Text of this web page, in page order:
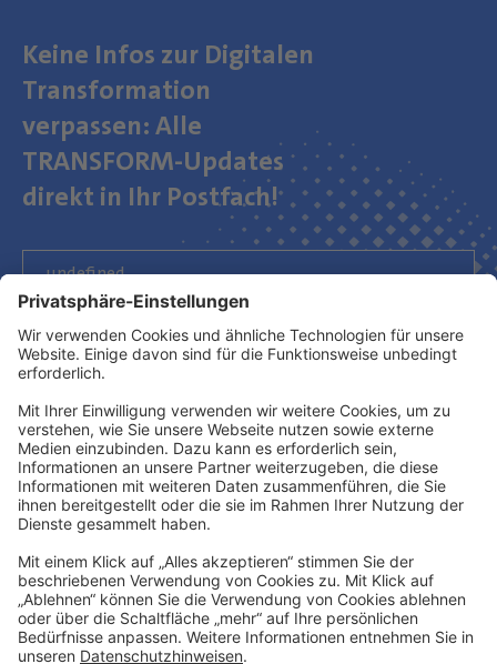
Keine Infos zur Digitalen
Transformation
verpassen: Alle
TRANSFORM-Updates
direkt in Ihr Postfach!
Newsletter abonnieren